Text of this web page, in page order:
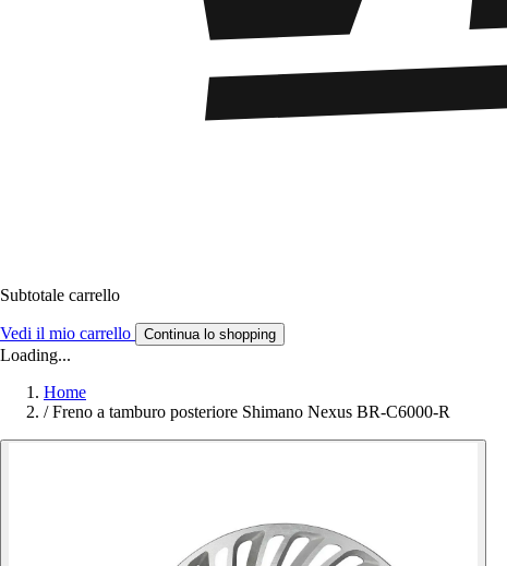
Subtotale carrello
Vedi il mio carrello Continua lo shopping
Loading...
Home
/ Freno a tamburo posteriore Shimano Nexus BR-C6000-R